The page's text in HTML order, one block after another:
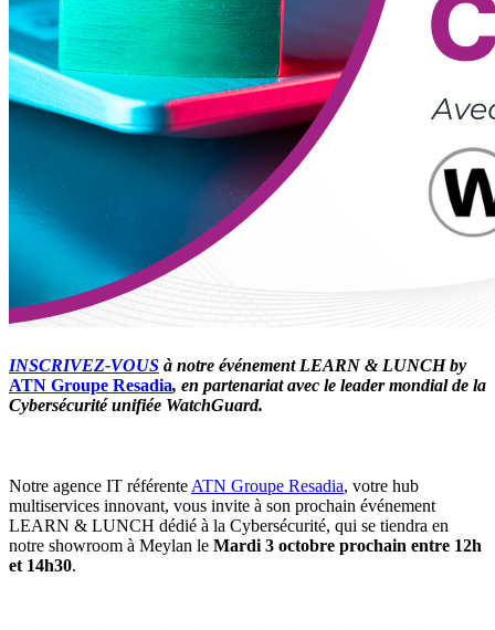
INSCRIVEZ-VOUS à notre événement LEARN & LUNCH by
ATN Groupe Resadia, en partenariat avec le leader mondial de la
Cybersécurité unifiée WatchGuard.
Notre agence IT référente ATN Groupe Resadia, votre hub
multiservices innovant, vous invite à son prochain événement
LEARN & LUNCH dédié à la Cybersécurité, qui se tiendra en
notre showroom à Meylan le Mardi 3 octobre prochain entre 12h
et 14h30.